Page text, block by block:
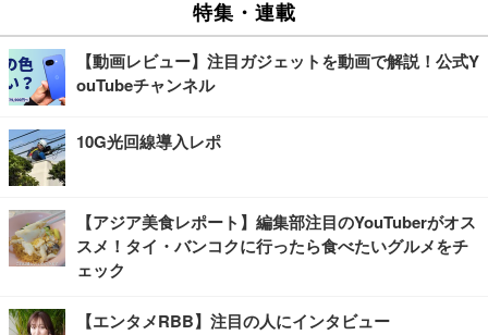
特集・連載
【動画レビュー】注目ガジェットを動画で解説！公式Y
ouTubeチャンネル
10G光回線導入レポ
【アジア美食レポート】編集部注目のYouTuberがオス
スメ！タイ・バンコクに行ったら食べたいグルメをチ
ェック
【エンタメRBB】注目の人にインタビュー